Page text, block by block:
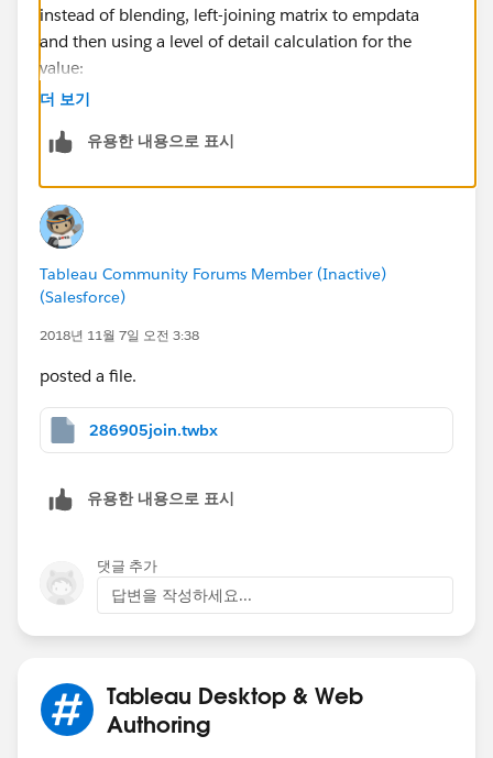
instead of blending, left-joining matrix to empdata
and then using a level of detail calculation for the
value:
Thread:
Comparing Employees total to matrix by location issue
[HELP]
더 보기
유용한 내용으로 표시
Tableau Community Forums Member (Inactive)
(Salesforce)
2018년 11월 7일 오전 3:38
posted a file.
286905join.twbx
유용한 내용으로 표시
댓글 추가
답변을 작성하세요...
Tableau Desktop & Web
Authoring